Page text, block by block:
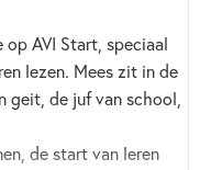
op AVI Start, speciaal
lezen. Mees zit in de
geit, de juf van school,
de start van leren